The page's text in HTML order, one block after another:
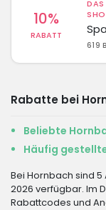
10%
RABATT
DAS
619
Rabatte bei
Beliebte
Häufig
Bei Hornbach sind
2026 verfügbar. Im
Rabattcodes und